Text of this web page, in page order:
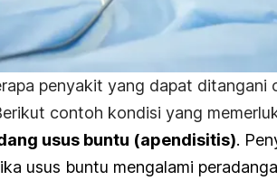
penyakit yang dapat ditangani
contoh kondisi yang
usus buntu (apendisitis).
usus buntu mengalami